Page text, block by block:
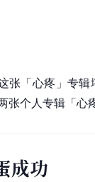
张「心疼」专
张个人专辑「心
成功